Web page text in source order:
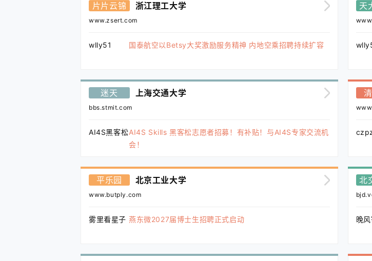
片片云锦 浙江理工大学
www.zsert.com
wlly51 国泰航空以Betsy大奖激励服务精神 内地空乘招聘持续扩容
天
迷天 上海交通大学
bbs.stmit.com
AI4S黑客松AI4S Skills 黑客松志愿者招募！有补贴！与AI4S专家交流机
会！
平乐园 北京工业大学
www.butply.com
雾里看星子 燕东微2027届博士生招聘正式启动
北
晚